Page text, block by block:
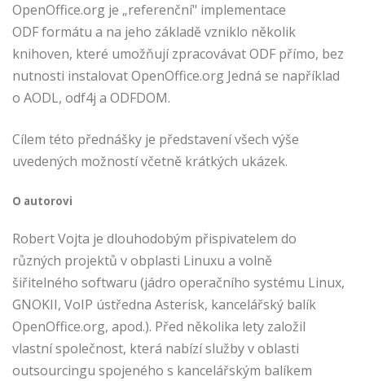
OpenOffice.org je „referenční" implementace
ODF formátu a na jeho základě vzniklo několik
knihoven, které umožňují zpracovávat ODF přímo, bez
nutnosti instalovat OpenOffice.org Jedná se například
o AODL, odf4j a ODFDOM.
Cílem této přednášky je představení všech výše
uvedených možností včetně krátkých ukázek.
O autorovi
Robert Vojta je dlouhodobým přispivatelem do
různých projektů v obplasti Linuxu a volně
šiřitelného softwaru (jádro operačního systému Linux,
GNOKII, VoIP ústředna Asterisk, kancelářský balík
OpenOffice.org, apod.). Před několika lety založil
vlastní společnost, která nabízí služby v oblasti
outsourcingu spojeného s kancelářským balíkem